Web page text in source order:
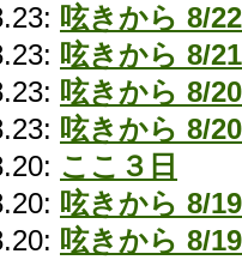
呟きから 8/
呟きから 8/
呟きから 8/
呟きから 8/
ここ３日
呟きから 8/
呟きから 8/